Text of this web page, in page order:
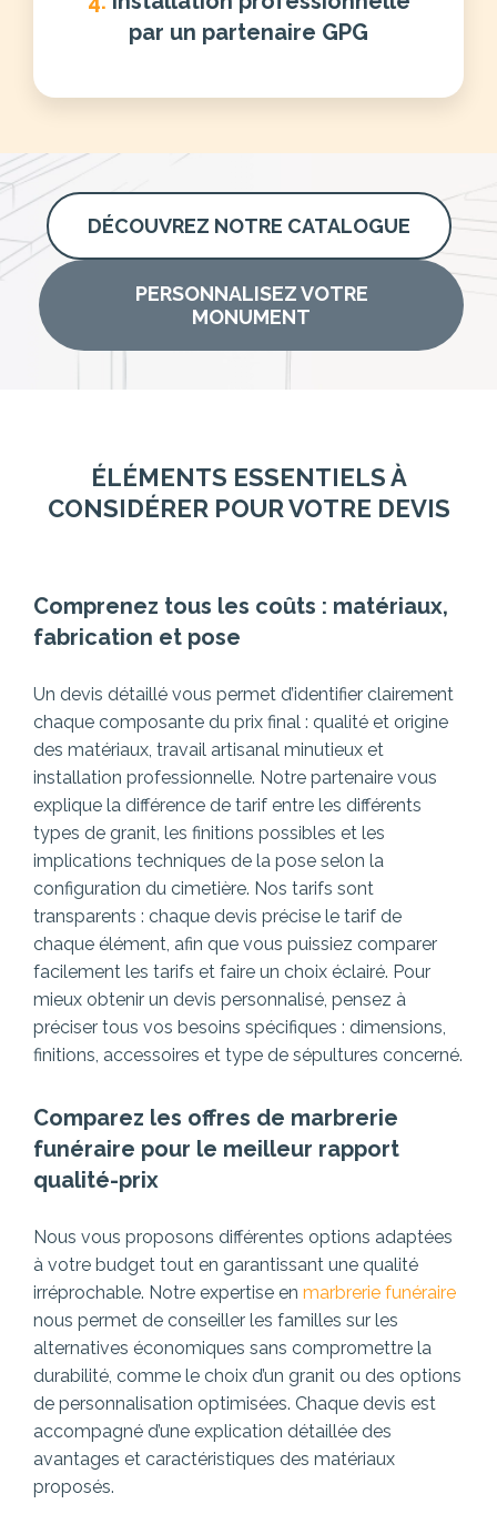
par un partenaire GPG
DÉCOUVREZ NOTRE CATALOGUE
PERSONNALISEZ VOTRE
MONUMENT
ÉLÉMENTS ESSENTIELS À
CONSIDÉRER POUR VOTRE DEVIS
Comprenez tous les coûts : matériaux,
fabrication et pose
Un devis détaillé vous permet d’identifier clairement
chaque composante du prix final : qualité et origine
des matériaux, travail artisanal minutieux et
installation professionnelle. Notre partenaire vous
explique la différence de tarif entre les différents
types de granit, les finitions possibles et les
implications techniques de la pose selon la
configuration du cimetière. Nos tarifs sont
transparents : chaque devis précise le tarif de
chaque élément, afin que vous puissiez comparer
facilement les tarifs et faire un choix éclairé. Pour
mieux obtenir un devis personnalisé, pensez à
préciser tous vos besoins spécifiques : dimensions,
finitions, accessoires et type de sépultures concerné.
Comparez les offres de marbrerie
funéraire pour le meilleur rapport
qualité-prix
Nous vous proposons différentes options adaptées
à votre budget tout en garantissant une qualité
irréprochable. Notre expertise en marbrerie funéraire
nous permet de conseiller les familles sur les
alternatives économiques sans compromettre la
durabilité, comme le choix d’un granit ou des options
de personnalisation optimisées. Chaque devis est
accompagné d’une explication détaillée des
avantages et caractéristiques des matériaux
proposés.